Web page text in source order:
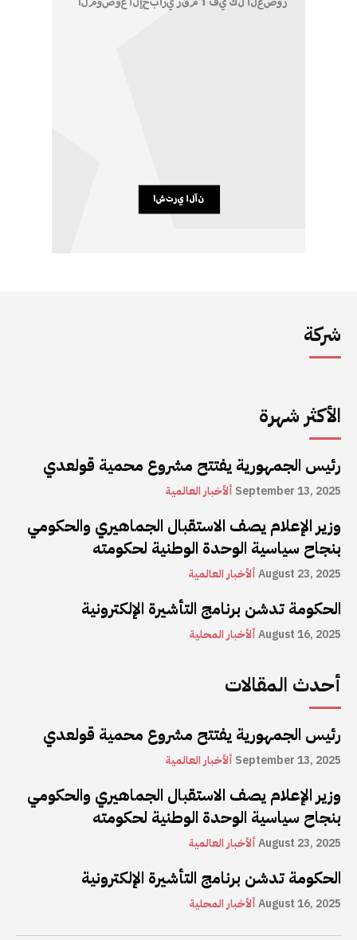
شركة
الأكثر شهرة
رئيس الجمهورية يفتتح مشروع محمية قولعدي
ألأخبار العالمية September 13, 2025
وزير الإعلام يصف الاستقبال الجماهيري والحكومي
بنجاح سياسية الوحدة الوطنية لحكومته
ألأخبار العالميةAugust 23, 2025
الحكومة تدشن برنامج التأشيرة الإلكترونية
ألأخبار المحليةAugust 16, 2025
أحدث المقالات
رئيس الجمهورية يفتتح مشروع محمية قولعدي
ألأخبار العالمية September 13, 2025
وزير الإعلام يصف الاستقبال الجماهيري والحكومي
بنجاح سياسية الوحدة الوطنية لحكومته
ألأخبار العالميةAugust 23, 2025
الحكومة تدشن برنامج التأشيرة الإلكترونية
ألأخبار المحليةAugust 16, 2025